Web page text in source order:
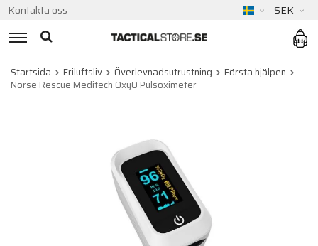
Kontakta oss SEK
Startsida Friluftsliv Överlevnadsutrustning
Första hjälpen
Norse Rescue Meditech OxyO Pulsoximeter